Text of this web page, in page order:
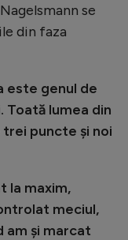
se
din faza
este genul de
Toată lumea din
puncte și noi
la maxim,
meciul,
am și marcat